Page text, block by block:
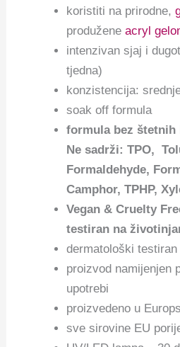
koristiti na prirodne,
produženeacryl
intenzivan sjaj i
tjedna)
konzistencija:
soak off formula
formula bez
Ne sadrži: TPO,
Formaldehyde,
Camphor, TPHP,
Vegan & Cruelty
testiran na
dermatološki
proizvod namijenjen
upotrebi
proizvedeno u
sve sirovine EU